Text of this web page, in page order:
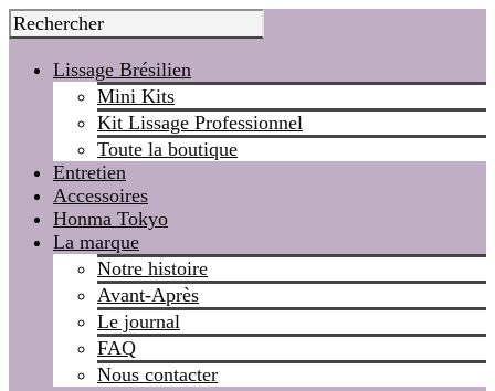
Lissage Brésilien
Mini Kits
Kit Lissage Professionnel
Toute la boutique
Entretien
Accessoires
Honma Tokyo
La marque
Notre histoire
Avant-Après
Le journal
FAQ
Nous contacter